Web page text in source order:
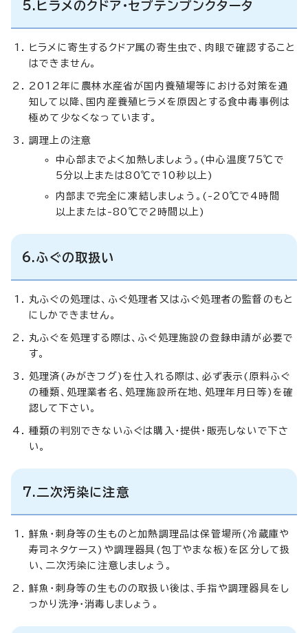
5.ヒラメのクドア・セプテンプンクタータ
ヒラメに寄生するクドア属の寄生虫で、肉眼で確認すること
はできません。
2012年に農林水産省が国内養殖場等における対策を通
知して以降、国内産養殖ヒラメを原因とする食中毒事例は
極めて少なくなっています。
調理上の注意
中心部までよく加熱しましょう。(中心温度75℃で
5分以上または80℃で10秒以上)
内部まで完全に凍結しましょう。(-20℃で4時間
以上または-80℃で2時間以上)
6.ふぐの取扱い
丸ふぐの処理は、ふぐ処理者又はふぐ処理者の監督のもと
にしかできません。
丸ふぐを処理する際は、ふぐ処理施設の登録申請が必要で
す。
処理済(みがきフグ)を仕入れる際は、必ず表示(原料ふぐ
の種類、処理業者名、処理施設所在地、処理年月日等)を確
認して下さい。
種類の判別できないふぐは購入・提供・販売しないで下さ
い。
7.二次汚染に注意
鮮魚・刺身等の生ものと加熱調理品は保管場所(冷蔵庫や
寿司ネタケース)や調理器具(包丁やまな板)を区分して扱
い、二次汚染に注意しましょう。
鮮魚・刺身等の生ものの取扱い後は、手指や調理器具をし
っかり洗浄・消毒しましょう。